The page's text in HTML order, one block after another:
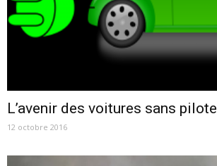
L’avenir des voitures sans pilote
12 octobre 2016